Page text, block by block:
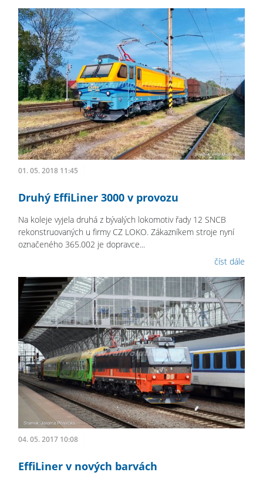
01. 05. 2018 11:45
Druhý EffiLiner 3000 v provozu
Na koleje vyjela druhá z bývalých lokomotiv řady 12 SNCB
rekonstruovaných u firmy CZ LOKO. Zákazníkem stroje nyní
označeného 365.002 je dopravce...
číst dále
04. 05. 2017 10:08
EffiLiner v nových barvách